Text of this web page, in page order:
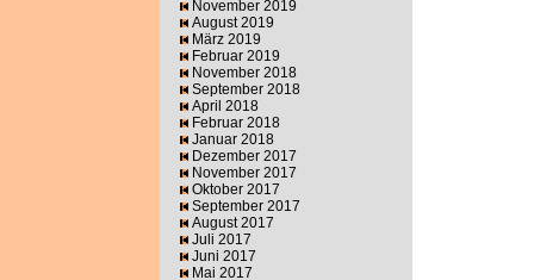
November 2019
August 2019
März 2019
Februar 2019
November 2018
September 2018
April 2018
Februar 2018
Januar 2018
Dezember 2017
November 2017
Oktober 2017
September 2017
August 2017
Juli 2017
Juni 2017
Mai 2017